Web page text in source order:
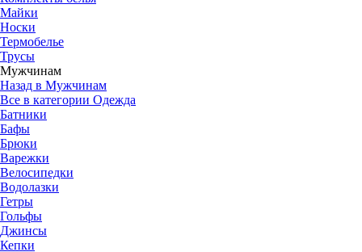
Майки
Носки
Термобелье
Трусы
Мужчинам
Назад в Мужчинам
Все в категории Одежда
Батники
Бафы
Брюки
Варежки
Велосипедки
Водолазки
Гетры
Гольфы
Джинсы
Кепки